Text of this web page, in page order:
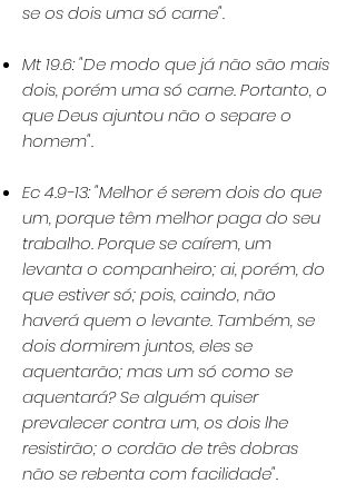
se os dois uma só carne".
Mt 19.6: "De modo que já não são mais
dois, porém uma só carne. Portanto, o
que Deus ajuntou não o separe o
homem".
Ec 4.9-13: "Melhor é serem dois do que
um, porque têm melhor paga do seu
trabalho. Porque se caírem, um
levanta o companheiro; ai, porém, do
que estiver só; pois, caindo, não
haverá quem o levante. Também, se
dois dormirem juntos, eles se
aquentarão; mas um só como se
aquentará? Se alguém quiser
prevalecer contra um, os dois lhe
resistirão; o cordão de três dobras
não se rebenta com facilidade".